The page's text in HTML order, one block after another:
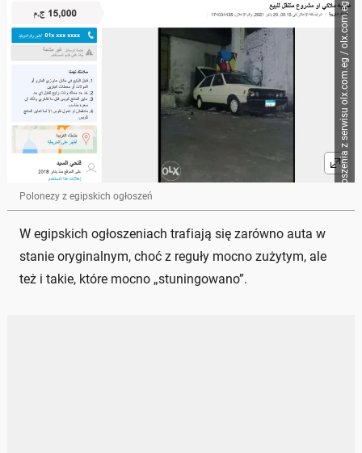
Zrzut ogłoszenia z serwisu olx.com.eg / olx.com.eg
Polonezy z egipskich ogłoszeń
W egipskich ogłoszeniach trafiają się zarówno auta w
stanie oryginalnym, choć z reguły mocno zużytym, ale
też i takie, które mocno „stuningowano”.